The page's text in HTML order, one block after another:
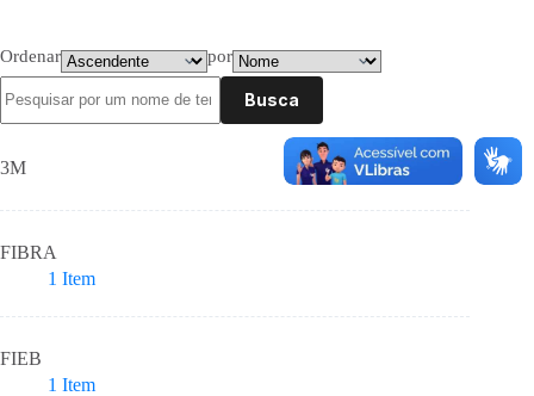
Ordenar por
Busca
3M
FIBRA
1 Item
FIEB
1 Item